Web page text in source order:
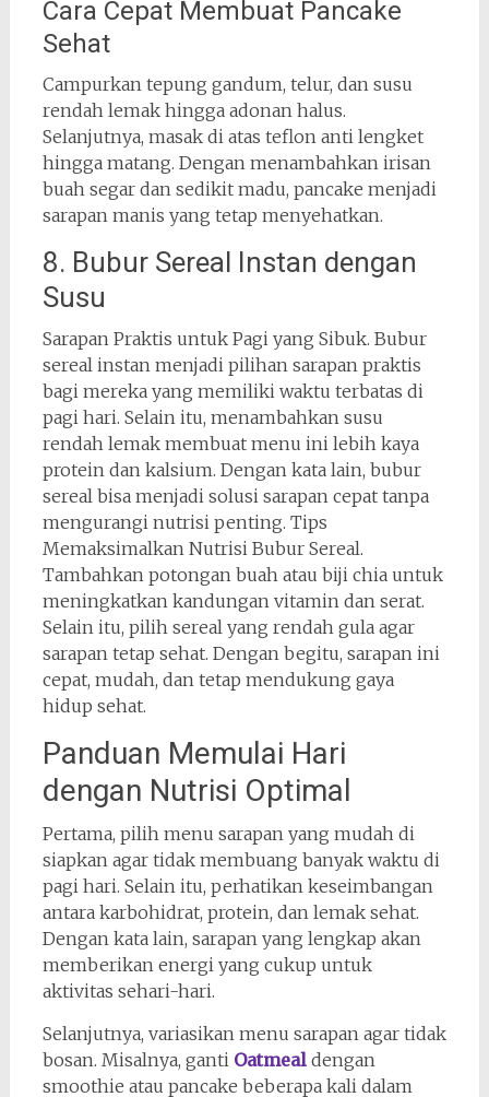
Cara Cepat Membuat Pancake
Sehat
Campurkan tepung gandum, telur, dan susu
rendah lemak hingga adonan halus.
Selanjutnya, masak di atas teflon anti lengket
hingga matang. Dengan menambahkan irisan
buah segar dan sedikit madu, pancake menjadi
sarapan manis yang tetap menyehatkan.
8. Bubur Sereal Instan dengan
Susu
Sarapan Praktis untuk Pagi yang Sibuk. Bubur
sereal instan menjadi pilihan sarapan praktis
bagi mereka yang memiliki waktu terbatas di
pagi hari. Selain itu, menambahkan susu
rendah lemak membuat menu ini lebih kaya
protein dan kalsium. Dengan kata lain, bubur
sereal bisa menjadi solusi sarapan cepat tanpa
mengurangi nutrisi penting. Tips
Memaksimalkan Nutrisi Bubur Sereal.
Tambahkan potongan buah atau biji chia untuk
meningkatkan kandungan vitamin dan serat.
Selain itu, pilih sereal yang rendah gula agar
sarapan tetap sehat. Dengan begitu, sarapan ini
cepat, mudah, dan tetap mendukung gaya
hidup sehat.
Panduan Memulai Hari
dengan Nutrisi Optimal
Pertama, pilih menu sarapan yang mudah di
siapkan agar tidak membuang banyak waktu di
pagi hari. Selain itu, perhatikan keseimbangan
antara karbohidrat, protein, dan lemak sehat.
Dengan kata lain, sarapan yang lengkap akan
memberikan energi yang cukup untuk
aktivitas sehari-hari.
Selanjutnya, variasikan menu sarapan agar tidak
bosan. Misalnya, ganti Oatmealdengan
smoothie atau pancake beberapa kali dalam